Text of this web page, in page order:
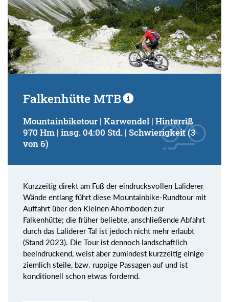
Falkenhütte MTB
Mountainbiketour | Karwendel | Hinterriß
970 Hm | insg. 04:00 Std. | Schwierigkeit (3
von 6)
Kurzzeitig direkt am Fuß der eindrucksvollen Laliderer
Wände entlang führt diese Mountainbike-Rundtour mit
Auffahrt über den Kleinen Ahornboden zur
Falkenhütte; die früher beliebte, anschließende Abfahrt
durch das Laliderer Tal ist jedoch nicht mehr erlaubt
(Stand 2023). Die Tour ist dennoch landschaftlich
beeindruckend, weist aber zumindest kurzzeitig einige
ziemlich steile, bzw. ruppige Passagen auf und ist
konditionell schon etwas fordernd.